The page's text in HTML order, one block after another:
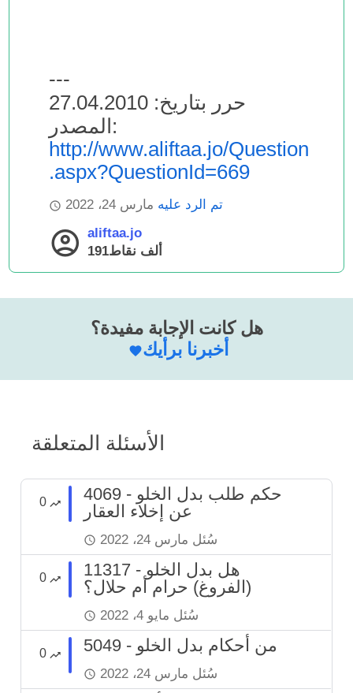
---
حرر بتاريخ: 27.04.2010
المصدر:
http://www.aliftaa.jo/Question
.aspx?QuestionId=669
تم الرد عليه مارس 24، 2022
aliftaa.jo
191ألف نقاط
هل كانت الإجابة مفيدة؟
أخبرنا برأيك
الأسئلة المتعلقة
0
4069 - حكم طلب بدل الخلو
عن إخلاء العقار
سُئل مارس 24، 2022
0
11317 - هل بدل الخلو
(الفروغ) حرام أم حلال؟
سُئل مايو 4، 2022
0 5049 - من أحكام بدل الخلو
سُئل مارس 24، 2022